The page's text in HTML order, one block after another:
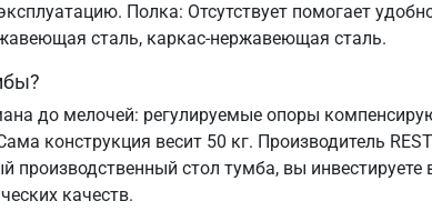
Полка: Отсутствует помогает
сталь, каркас-нержавеющая сталь.
до мелочей: регулируемые опоры
конструкция весит 50 кг. Производитель
производственный стол тумба, вы
качеств.